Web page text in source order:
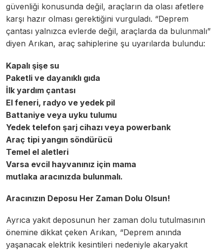
güvenliği konusunda değil, araçların da olası afetlere
karşı hazır olması gerektiğini vurguladı. “Deprem
çantası yalnızca evlerde değil, araçlarda da bulunmalı”
diyen Arıkan, araç sahiplerine şu uyarılarda bulundu:
Kapalı şişe su
Paketli ve dayanıklı gıda
İlk yardım çantası
El feneri, radyo ve yedek pil
Battaniye veya uyku tulumu
Yedek telefon şarj cihazı veya powerbank
Araç tipi yangın söndürücü
Temel el aletleri
Varsa evcil hayvanınız için mama
mutlaka aracınızda bulunmalı.
Aracınızın Deposu Her Zaman Dolu Olsun!
Ayrıca yakıt deposunun her zaman dolu tutulmasının
önemine dikkat çeken Arıkan, “Deprem anında
yaşanacak elektrik kesintileri nedeniyle akaryakıt